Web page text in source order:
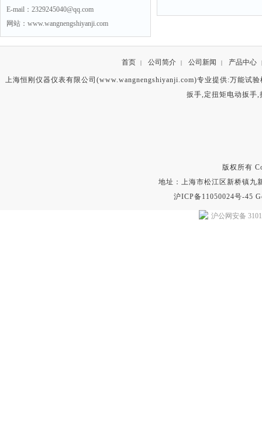
E-mail：2329245040@qq.com
网站：www.wangnengshiyanji.com
首页 | 公司简介 | 公司新闻 | 产品中心 |
上海恒刚仪器仪表有限公司(www.wangnengshiyanji.com)专业提供:万能试验
扳手, 定扭矩电动扳手,
版权所有
地址：上海市松江区新桥镇九
沪ICP备11050024号-45
沪公网安备